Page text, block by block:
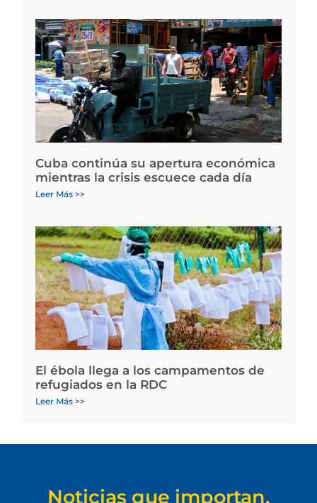
Cuba continúa su apertura económica
mientras la crisis escuece cada día
Leer Más >>
El ébola llega a los campamentos de
refugiados en la RDC
Leer Más >>
Noticias que importan.